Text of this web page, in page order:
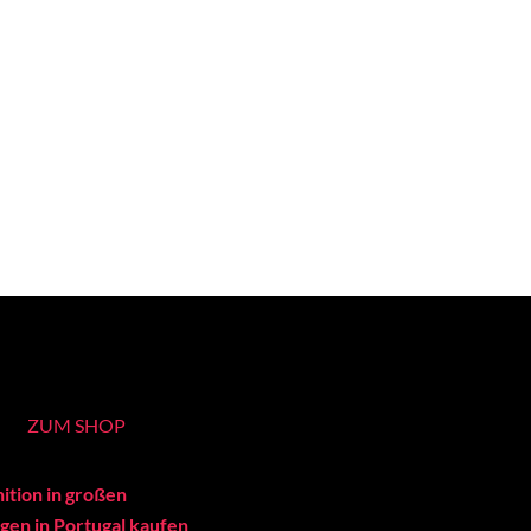
ZUM SHOP
in großen
in Portugal kaufen